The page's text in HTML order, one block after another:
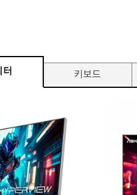
키보드